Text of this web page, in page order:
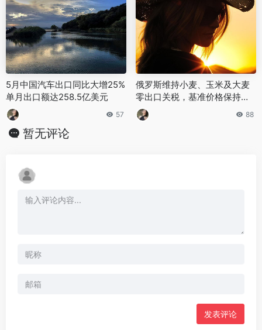
5月中国汽车出口同比大增25%
单月出口额达258.5亿美元
57
俄罗斯维持小麦、玉米及大麦
零出口关税，基准价格保持不
变
88
暂无评论
发表评论